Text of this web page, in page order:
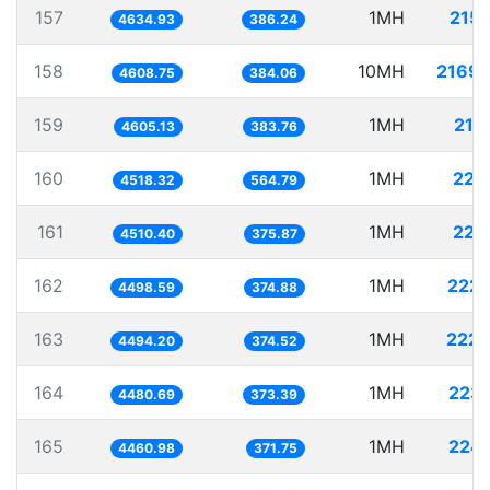
157 4634.93 386.24 1MH
158 4608.75 384.06 10MH
159 4605.13 383.76 1MH
160 4518.32 564.79 1MH
161 4510.40 375.87 1MH
162 4498.59 374.88 1MH
163 4494.20 374.52 1MH
164 4480.69 373.39 1MH
165 4460.98 371.75 1MH